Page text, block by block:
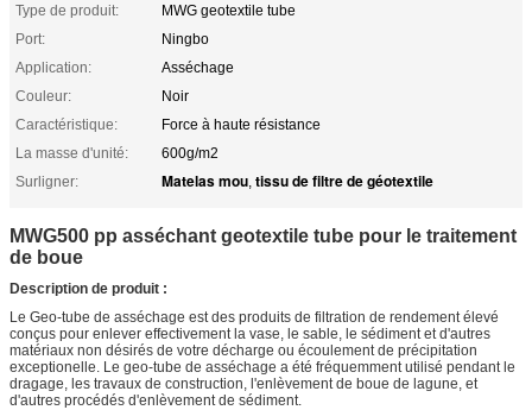
Type de produit:
MWG geotextile tube
Port:
Ningbo
Application:
Asséchage
Couleur:
Noir
Caractéristique:
Force à haute résistance
La masse d'unité:
600g/m2
Surligner:
Matelas mou, tissu de filtre de géotextile
MWG500 pp asséchant geotextile tube pour le traitement
de boue
Description de produit :
Le Geo-tube de asséchage est des produits de filtration de rendement élevé
conçus pour enlever effectivement la vase, le sable, le sédiment et d'autres
matériaux non désirés de votre décharge ou écoulement de précipitation
exceptionelle. Le geo-tube de asséchage a été fréquemment utilisé pendant le
dragage, les travaux de construction, l'enlèvement de boue de lagune, et
d'autres procédés d'enlèvement de sédiment.